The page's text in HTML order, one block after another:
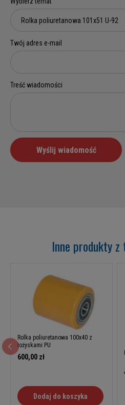
Inne produkty
Rolka poliuretanowa 100x40 z
łożyskami PU
600,00 zł
Dodaj do koszyka